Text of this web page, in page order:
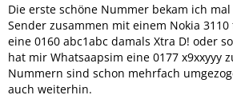
Die erste schöne Nummer bekam ich
Sender zusammen mit einem Nokia
eine 0160 abc1abc damals Xtra D! oder
hat mir Whatsaapsim eine 0177 x9xxyyy
Nummern sind schon mehrfach
auch weiterhin.